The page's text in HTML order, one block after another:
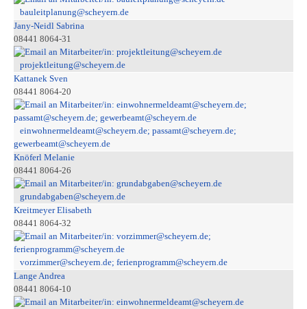
bauleitplanung@scheyern.de
Jany-Neidl Sabrina
08441 8064-31
projektleitung@scheyern.de
Kattanek Sven
08441 8064-20
einwohnermeldeamt@scheyern.de; passamt@scheyern.de;
gewerbeamt@scheyern.de
Knöferl Melanie
08441 8064-26
grundabgaben@scheyern.de
Kreitmeyer Elisabeth
08441 8064-32
vorzimmer@scheyern.de; ferienprogramm@scheyern.de
Lange Andrea
08441 8064-10